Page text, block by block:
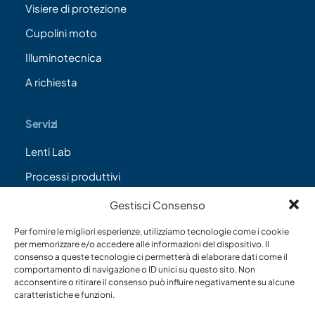
Gestisci Consenso
Per fornire le migliori esperienze, utilizziamo tecnologie come i cookie
per memorizzare e/o accedere alle informazioni del dispositivo. Il
consenso a queste tecnologie ci permetterà di elaborare dati come il
comportamento di navigazione o ID unici su questo sito. Non
acconsentire o ritirare il consenso può influire negativamente su alcune
caratteristiche e funzioni.
Visiere di protezione
Cupolini moto
Illuminotecnica
A richiesta
Servizi
Lenti Lab
Processi produttivi